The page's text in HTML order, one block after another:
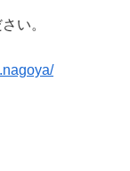
い。